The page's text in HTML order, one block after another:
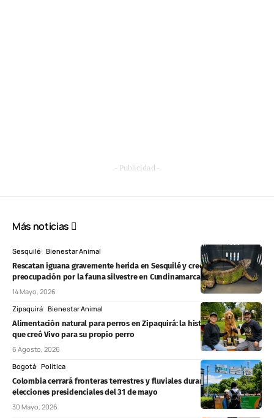
- Publicidad -
Más noticias
Sesquilé Bienestar Animal
Rescatan iguana gravemente herida en Sesquilé y crece la
preocupación por la fauna silvestre en Cundinamarca
14 Mayo, 2026
Zipaquirá Bienestar Animal
Alimentación natural para perros en Zipaquirá: la historia de la familia
que creó Vivo para su propio perro
6 Agosto, 2026
Bogotá Política
Colombia cerrará fronteras terrestres y fluviales durante las
elecciones presidenciales del 31 de mayo
30 Mayo, 2026